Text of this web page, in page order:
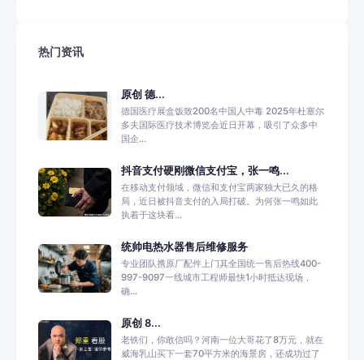
热门资讯
原创 德...
德国医疗展盒饭致200名中国人中毒 2025年杜塞尔
多夫国际医疗技术博览会近日开幕，吸引了众多中
国企...
抖音支付硬刚微信支付宝，张一鸣...
在移动支付领域，微信和支付宝两家独大已久的格
局，近日被抖音支付的入局打破。为何张一鸣如此
执着于这块看...
统帅电热水器售后维修服务
专业团队携原厂配件上门其全国统一售后热线400-
997-9097一线城市工程师最快1小时抵达现场，
确...
原创 8...
老铁们，你敢信吗？河南一位大哥花了8万元，就在
威海乳山买下一套70平方米的海景房，还成功过了